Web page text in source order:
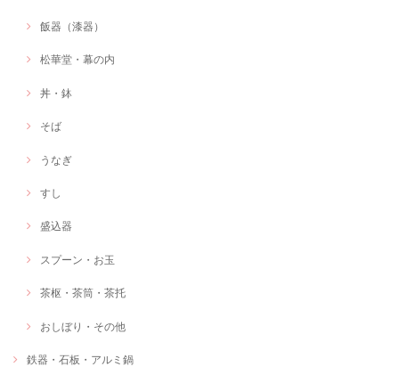
飯器（漆器）
松華堂・幕の内
丼・鉢
そば
うなぎ
すし
盛込器
スプーン・お玉
茶枢・茶筒・茶托
おしぼり・その他
鉄器・石板・アルミ鍋